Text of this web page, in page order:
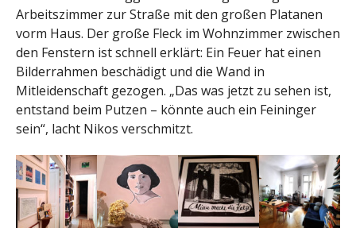
Arbeitszimmer zur Straße mit den großen Platanen
vorm Haus. Der große Fleck im Wohnzimmer zwischen
den Fenstern ist schnell erklärt: Ein Feuer hat einen
Bilderrahmen beschädigt und die Wand in
Mitleidenschaft gezogen. „Das was jetzt zu sehen ist,
entstand beim Putzen – könnte auch ein Feininger
sein“, lacht Nikos verschmitzt.